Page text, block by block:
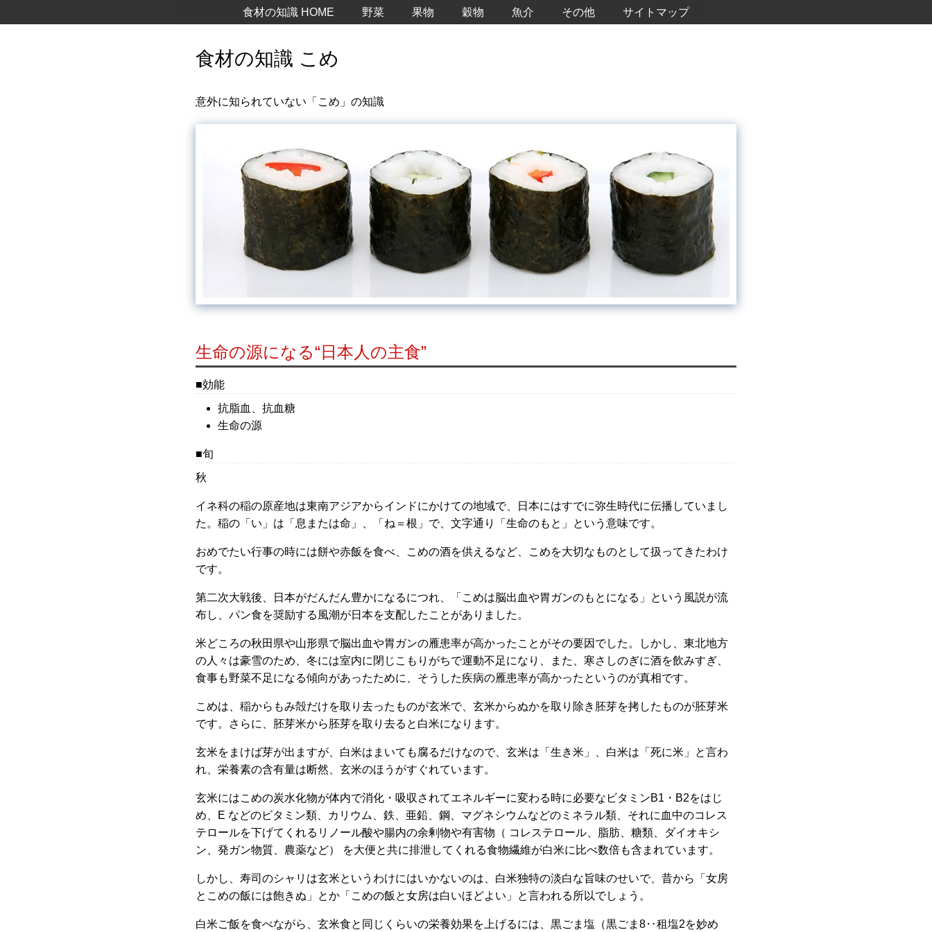
食材の知識 こめ
意外に知られていない「こめ」の知識
食材の知識 HOME 野菜 果物 穀物 魚介 その他 サイトマップ
生命の源になる“日本人の主食”
効能
抗脂血、抗血糖
生命の源
旬
秋
イネ科の稲の原産地は東南アジアからインドにかけての地域で、日本にはすでに弥生時代に伝播していまし
た。稲の「い」は「息または命」、「ね＝根」で、文字通り「生命のもと」という意味です。
おめでたい行事の時には餅や赤飯を食べ、こめの酒を供えるなど、こめを大切なものとして扱ってきたわけ
です。
第二次大戦後、日本がだんだん豊かになるにつれ、「こめは脳出血や胃ガンのもとになる」という風説が流
布し、パン食を奨励する風潮が日本を支配したことがありました。
米どころの秋田県や山形県で脳出血や胃ガンの雁患率が高かったことがその要因でした。しかし、東北地方
の人々は豪雪のため、冬には室内に閉じこもりがちで運動不足になり、また、寒さしのぎに酒を飲みすぎ、
食事も野菜不足になる傾向があったために、そうした疾病の雁患率が高かったというのが真相です。
こめは、稲からもみ殻だけを取り去ったものが玄米で、玄米からぬかを取り除き胚芽を拷したものが胚芽米
です。さらに、胚芽米から胚芽を取り去ると白米になります。
玄米をまけば芽が出ますが、白米はまいても腐るだけなので、玄米は「生き米」、白米は「死に米」と言わ
れ、栄養素の含有量は断然、玄米のほうがすぐれています。
玄米にはこめの炭水化物が体内で消化・吸収されてエネルギーに変わる時に必要なビタミンB1・B2をはじ
め、E などのビタミン類、カリウム、鉄、亜鉛、鋼、マグネシウムなどのミネラル類、それに血中のコレス
テロールを下げてくれるリノール酸や腸内の余剰物や有害物（ コレステロール、脂肪、糖類、ダイオキシ
ン、発ガン物質、農薬など） を大便と共に排泄してくれる食物繊維が白米に比べ数倍も含まれています。
しかし、寿司のシャリは玄米というわけにはいかないのは、白米独特の淡白な旨味のせいで、昔から「女房
とこめの飯には飽きぬ」とか「こめの飯と女房は白いほどよい」と言われる所以でしょう。
白米ご飯を食べながら、玄米食と同じくらいの栄養効果を上げるには、黒ごま塩（黒ごま8‥租塩2を妙め